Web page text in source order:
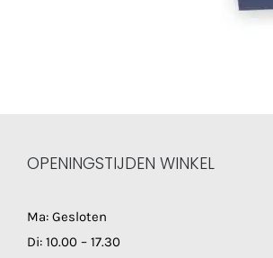
OPENINGSTIJDEN WINKEL
Ma: Gesloten
Di: 10.00 – 17.30